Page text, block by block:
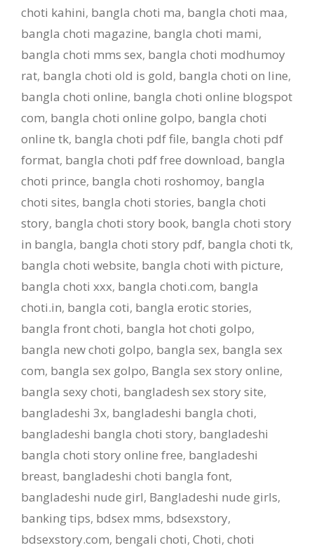
choti kahini, bangla choti ma, bangla choti maa,
bangla choti magazine, bangla choti mami,
bangla choti mms sex, bangla choti modhumoy
rat, bangla choti old is gold, bangla choti on line,
bangla choti online, bangla choti online blogspot
com, bangla choti online golpo, bangla choti
online tk, bangla choti pdf file, bangla choti pdf
format, bangla choti pdf free download, bangla
choti prince, bangla choti roshomoy, bangla
choti sites, bangla choti stories, bangla choti
story, bangla choti story book, bangla choti story
in bangla, bangla choti story pdf, bangla choti tk,
bangla choti website, bangla choti with picture,
bangla choti xxx, bangla choti.com, bangla
choti.in, bangla coti, bangla erotic stories,
bangla front choti, bangla hot choti golpo,
bangla new choti golpo, bangla sex, bangla sex
com, bangla sex golpo, Bangla sex story online,
bangla sexy choti, bangladesh sex story site,
bangladeshi 3x, bangladeshi bangla choti,
bangladeshi bangla choti story, bangladeshi
bangla choti story online free, bangladeshi
breast, bangladeshi choti bangla font,
bangladeshi nude girl, Bangladeshi nude girls,
banking tips, bdsex mms, bdsexstory,
bdsexstory.com, bengali choti, Choti, choti